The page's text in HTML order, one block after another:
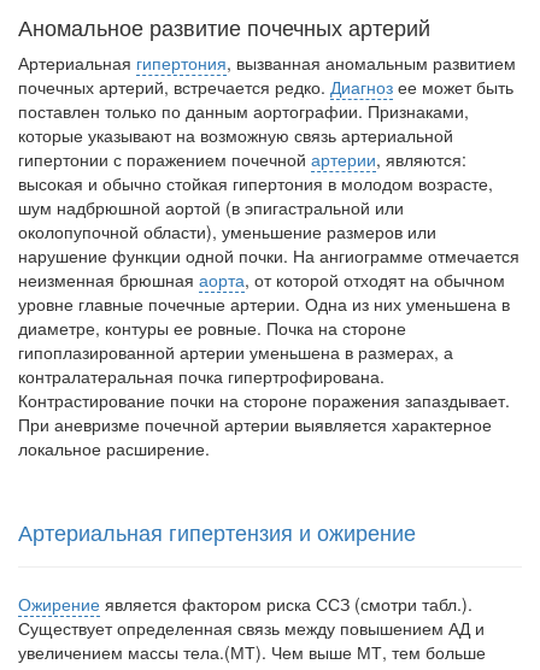
доходов медицинских
работников в
ближайшие годы. Она
заявила об этом на
встрече с журналистами ведущих...
Местная анестезия развивает кардиотоксичность
Федеральная служба по
надзору в сфере
здравоохранения озвучила
тревожную статистику. Она
касаются увеличения риска
острой кардиотоксичности и
роста сопутствующих
осложнений от...
Закон о праве родителей находиться с детьми в
законопроект внесен в
заключается в
нахождении одного из
родителей в
Аномальное развитие почечных артерий
Артериальная гипертония, вызванная аномальным развитием
почеч­ных артерий, встречается редко. Диагноз ее может быть
поставлен толь­ко по данным аортографии. Признаками,
которые указывают на возмож­ную связь артериальной
гипертонии с поражением почечной артерии, являются:
высокая и обычно стойкая гипертония в молодом возрасте,
шум надбрюшной аортой (в эпигастральной или
околопупочной облас­ти), уменьшение размеров или
нарушение функции одной почки. На ан­гиограмме отмечается
неизменная брюшная аорта, от которой отходят на обычном
уровне главные почечные артерии. Одна из них уменьшена в
диаметре, контуры ее ровные. Почка на стороне
гипоплазированной артерии уменьшена в размерах, а
контралатеральная почка гипертро­фирована.
Контрастирование почки на стороне поражения запаздывает.
При аневризме почечной артерии выявляется характерное
локальное расширение.
Артериальная гипертензия и ожирение
Ожирение является фактором риска ССЗ (смотри табл.).
Сущес­твует определенная связь между повышением АД и
увеличением массы тела.(МТ). Чем выше МТ, тем больше